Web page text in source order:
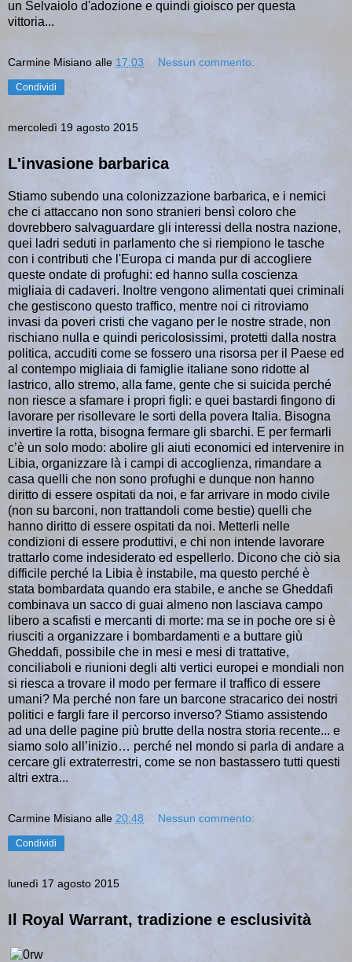
un Selvaiolo d'adozione e quindi gioisco per questa
vittoria...
Carmine Misiano alle 17:03 Nessun commento:
Condividi
mercoledì 19 agosto 2015
L'invasione barbarica
Stiamo subendo una colonizzazione barbarica, e i nemici
che ci attaccano non sono stranieri bensì coloro che
dovrebbero salvaguardare gli interessi della nostra nazione,
quei ladri seduti in parlamento che si riempiono le tasche
con i contributi che l'Europa ci manda pur di accogliere
queste ondate di profughi: ed hanno sulla coscienza
migliaia di cadaveri. Inoltre vengono alimentati quei criminali
che gestiscono questo traffico, mentre noi ci ritroviamo
invasi da poveri cristi che vagano per le nostre strade, non
rischiano nulla e quindi pericolosissimi, protetti dalla nostra
politica, accuditi come se fossero una risorsa per il Paese ed
al contempo migliaia di famiglie italiane sono ridotte al
lastrico, allo stremo, alla fame, gente che si suicida perché
non riesce a sfamare i propri figli: e quei bastardi fingono di
lavorare per risollevare le sorti della povera Italia. Bisogna
invertire la rotta, bisogna fermare gli sbarchi. E per fermarli
c’è un solo modo: abolire gli aiuti economici ed intervenire in
Libia, organizzare là i campi di accoglienza, rimandare a
casa quelli che non sono profughi e dunque non hanno
diritto di essere ospitati da noi, e far arrivare in modo civile
(non su barconi, non trattandoli come bestie) quelli che
hanno diritto di essere ospitati da noi. Metterli nelle
condizioni di essere produttivi, e chi non intende lavorare
trattarlo come indesiderato ed espellerlo. Dicono che ciò sia
difficile perché la Libia è instabile, ma questo perché è
stata bombardata quando era stabile, e anche se Gheddafi
combinava un sacco di guai almeno non lasciava campo
libero a scafisti e mercanti di morte: ma se in poche ore si è
riusciti a organizzare i bombardamenti e a buttare giù
Gheddafi, possibile che in mesi e mesi di trattative,
conciliaboli e riunioni degli alti vertici europei e mondiali non
si riesca a trovare il modo per fermare il traffico di essere
umani? Ma perché non fare un barcone stracarico dei nostri
politici e fargli fare il percorso inverso? Stiamo assistendo
ad una delle pagine più brutte della nostra storia recente... e
siamo solo all’inizio… perché nel mondo si parla di andare a
cercare gli extraterrestri, come se non bastassero tutti questi
altri extra...
Carmine Misiano alle 20:48 Nessun commento:
Condividi
lunedì 17 agosto 2015
Il Royal Warrant, tradizione e esclusività